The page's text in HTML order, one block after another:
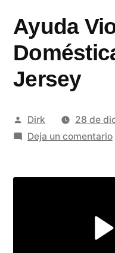
Ayuda
Jersey
Publicado
por
Dirk
28 de
Deja un comentario